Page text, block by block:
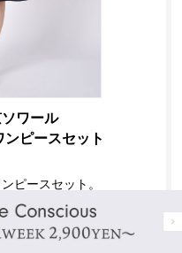
ソワール
ピースセット
ピースセット。
出し、上品な存在感を放